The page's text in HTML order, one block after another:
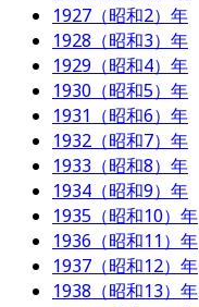
1927（昭和2）年
1928（昭和3）年
1929（昭和4）年
1930（昭和5）年
1931（昭和6）年
1932（昭和7）年
1933（昭和8）年
1934（昭和9）年
1935（昭和10）年
1936（昭和11）年
1937（昭和12）年
1938（昭和13）年